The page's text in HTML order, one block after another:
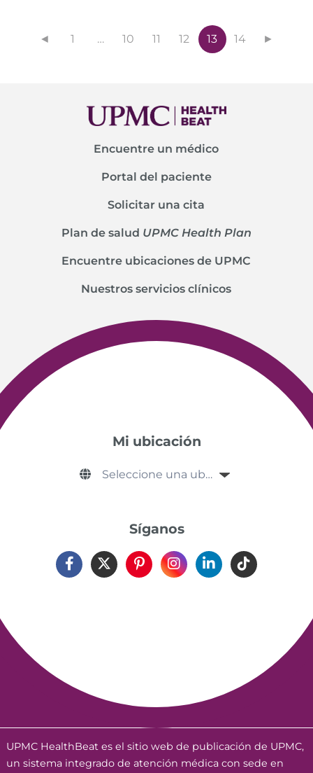
◄ 1 … 10 11 12 13 14 ►
Encuentre un médico
Portal del paciente
Solicitar una cita
Plan de salud UPMC Health Plan
Encuentre ubicaciones de UPMC
Nuestros servicios clínicos
Mi ubicación
Síganos
UPMC HealthBeat es el sitio web de publicación de UPMC,
un sistema integrado de atención médica con sede en